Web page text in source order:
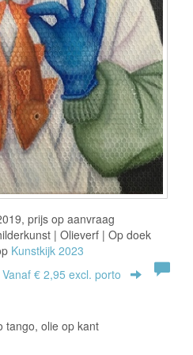
prijs op aanvraag
| Olieverf | Op doek
Kunstkijk 2023
Vanaf € 2,95 excl. porto
tango, olie op kant